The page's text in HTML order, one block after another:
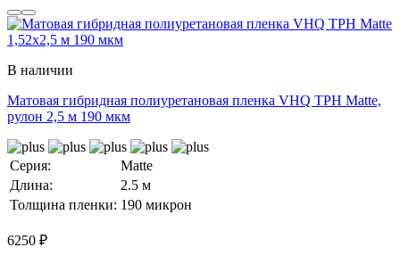
В наличии
Матовая гибридная полиуретановая пленка VHQ TPH Matte,
рулон 2,5 м 190 мкм
Серия:
Matte
Длина:
2.5 м
Толщина пленки: 190 микрон
6250 ₽